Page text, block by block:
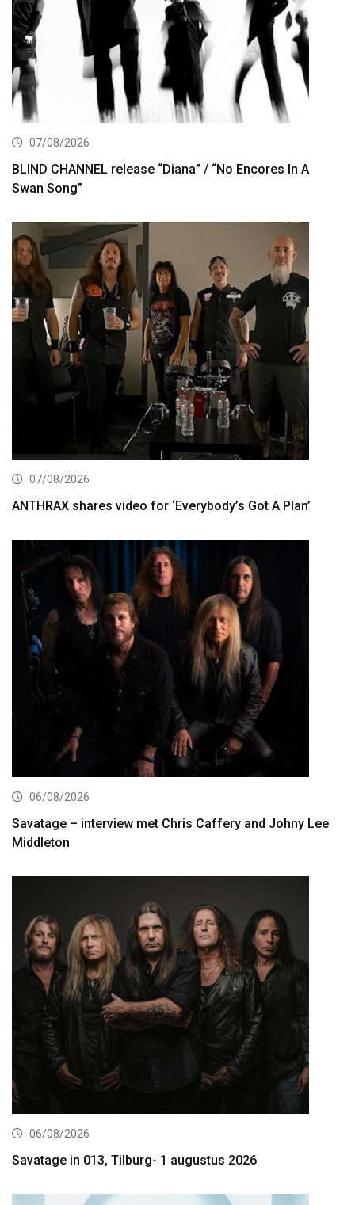
07/08/2026
BLIND CHANNEL release “Diana” / “No Encores In A
Swan Song”
07/08/2026
ANTHRAX shares video for ‘Everybody’s Got A Plan’
06/08/2026
Savatage – interview met Chris Caffery and Johny Lee
Middleton
06/08/2026
Savatage in 013, Tilburg- 1 augustus 2026